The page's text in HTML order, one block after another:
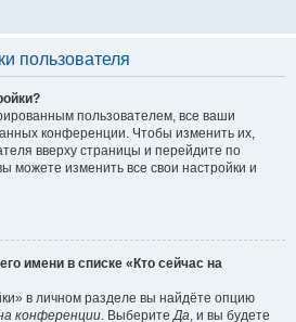
пользователя
пользователем, все ваши
конференции. Чтобы изменить их,
вверху страницы и перейдите по
можете изменить все свои настройки и
имени в списке «Кто сейчас на
в личном разделе вы найдёте опцию
конференции. ВыберитеДа, и вы будете